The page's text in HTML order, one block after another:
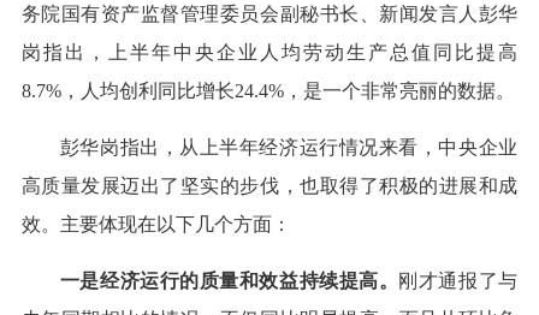
务院国有资产监督管理委员会副秘书长、新闻发言人彭华
岗指出，上半年中央企业人均劳动生产总值同比提高
8.7%，人均创利同比增长24.4%，是一个非常亮丽的数据。
彭华岗指出，从上半年经济运行情况来看，中央企业
高质量发展迈出了坚实的步伐，也取得了积极的进展和成
效。主要体现在以下几个方面：
一是经济运行的质量和效益持续提高。 刚才通报了与